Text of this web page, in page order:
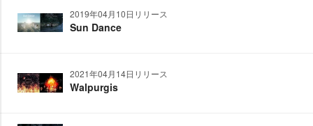
2019年04月10日リリース
Sun Dance
2021年04月14日リリース
Walpurgis